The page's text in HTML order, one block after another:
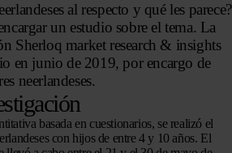
al respecto y qué les parece?
un estudio sobre el tema. La
Sherloq market research & insights
en junio de 2019, por encargo de
neerlandeses.
basada en cuestionarios, se realizó el
con hijos de entre 4 y 10 años. El